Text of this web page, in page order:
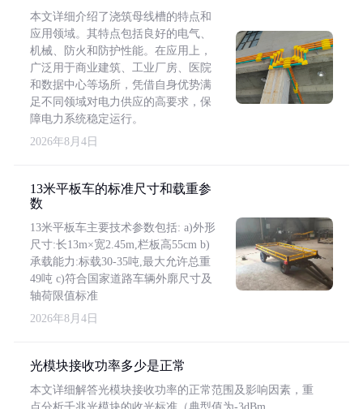
本文详细介绍了浇筑母线槽的特点和
应用领域。其特点包括良好的电气、
机械、防火和防护性能。在应用上，
广泛用于商业建筑、工业厂房、医院
和数据中心等场所，凭借自身优势满
足不同领域对电力供应的高要求，保
障电力系统稳定运行。
2026年8月4日
13米平板车的标准尺寸和载重参
数
13米平板车主要技术参数包括: a)外形
尺寸:长13m×宽2.45m,栏板高55cm b)
承载能力:标载30-35吨,最大允许总重
49吨 c)符合国家道路车辆外廓尺寸及
轴荷限值标准
2026年8月4日
光模块接收功率多少是正常
本文详细解答光模块接收功率的正常范围及影响因素，重